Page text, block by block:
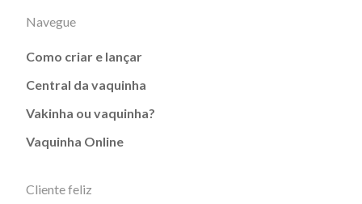
Navegue
Como criar e lançar
Central da vaquinha
Vakinha ou vaquinha?
Vaquinha Online
Cliente feliz